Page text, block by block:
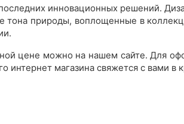
инновационных решений.
тона природы, воплощенные в
цене можно на нашем сайте. Для
магазина свяжется с вами в